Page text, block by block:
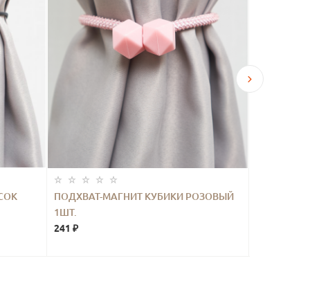
ПОДХВАТ-МАГНИТ КУБИКИ РОЗОВЫЙ
1ШТ.
241 ₽